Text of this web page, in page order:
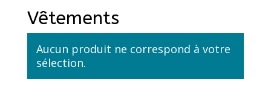
Vêtements
Aucun produit ne correspond à votre
sélection.